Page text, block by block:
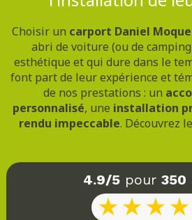
Choisir un carport Daniel
abri de voiture (ou de
esthétique et qui dure dans le
font part de leur expérience et
de nos prestations : un
personnalisé, une installation
rendu impeccable. Découvrez
4.9/5 pour350